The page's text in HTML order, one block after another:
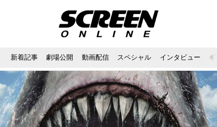
新着記事 劇場公開 動画配信 スペシャル インタビュー